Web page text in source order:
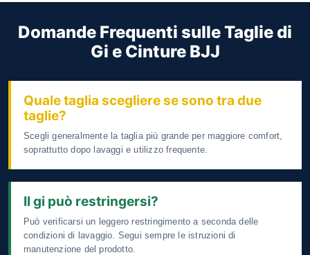
Domande Frequenti sulle Taglie di
Gi e Cinture BJJ
Quale taglia scegliere se sono tra due
taglie?
Scegli generalmente la taglia più grande per maggiore comfort,
soprattutto dopo lavaggi e utilizzo frequente.
Il gi può restringersi?
Può verificarsi un leggero restringimento a seconda delle
condizioni di lavaggio. Segui sempre le istruzioni di
manutenzione del prodotto.